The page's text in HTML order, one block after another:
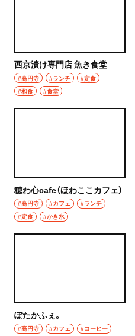
西京漬け専門店 魚き食堂
#高円寺 #ランチ
#定食
#和食
#食堂
穂わ心cafe（ほわここカフェ）
#高円寺 #カフェ
#ランチ
#定食
#かき氷
ぽたかふぇ。
#高円寺 #カフェ
#コーヒー